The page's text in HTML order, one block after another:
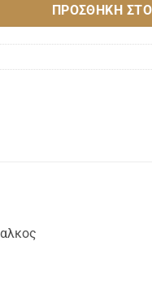
ΠΡΟΣΘΉΚΗ ΣΤΟ